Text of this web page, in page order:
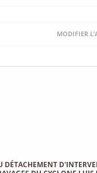
MODIFIER
DÉTACHEMENT